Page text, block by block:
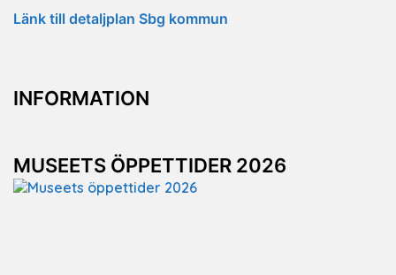
Länk till detaljplan Sbg kommun
INFORMATION
MUSEETS ÖPPETTIDER 2026